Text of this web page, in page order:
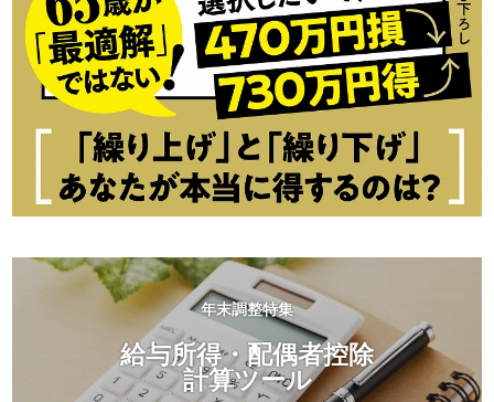
年末調整特集
給与所得・配偶者控除
計算ツール